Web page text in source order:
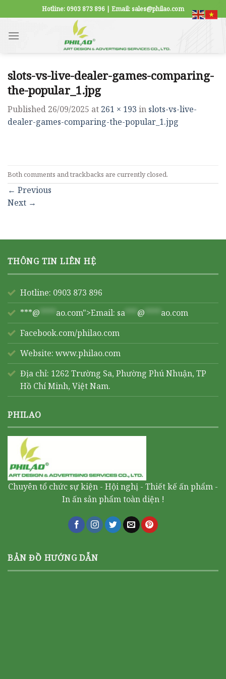
to
content
Hotline: 0903 873 896 | Email: sales@philao.com
slots-vs-live-dealer-games-comparing-
the-popular_1.jpg
Published 26/09/2025 at 261 × 193 in slots-vs-live-
dealer-games-comparing-the-popular_1.jpg
Both comments and trackbacks are currently closed.
← Previous
Next →
THÔNG TIN LIÊN HỆ
Hotline: 0903 873 896
***@ **** ao.com">Email: sa *** @ **** ao.com
Facebook.com/philao.com
Website: www.philao.com
Địa chỉ: 1262 Trường Sa, Phường Phú Nhuận, TP
Hồ Chí Minh, Việt Nam.
PHILAO
Chuyên tổ chức sự kiện - Hội nghị - Thiết kế ấn phẩm -
In ấn sản phẩm toàn diện !
BẢN ĐỒ HƯỚNG DẪN